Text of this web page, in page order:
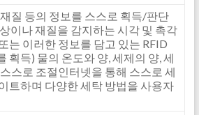
질 등의 정보를 스스로 획득/판단
이나 재질을 감지하는 시각 및 촉각
는 이러한 정보를 담고 있는 RFID
획득) 물의 온도와 양, 세제의 양, 세
스로 조절인터넷을 통해 스스로 세
트하며 다양한 세탁 방법을 사용자